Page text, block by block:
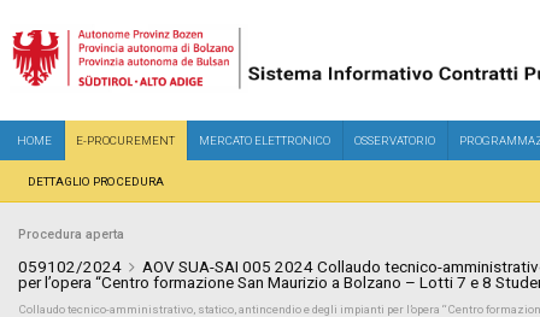
HOME E-PROCUREMENT MERCATO ELETTRONICO OSSERVATORIO
DETTAGLIO PROCEDURA
Procedura aperta
059102/2024
AOV SUA-SAI 005 2024 Collaudo tecnico-
per l’opera “Centro formazione San Maurizio a Bolzano – Lotti 7 e 8
Collaudo tecnico-amministrativo, statico, antincendio e degli impianti per l’opera “Centro